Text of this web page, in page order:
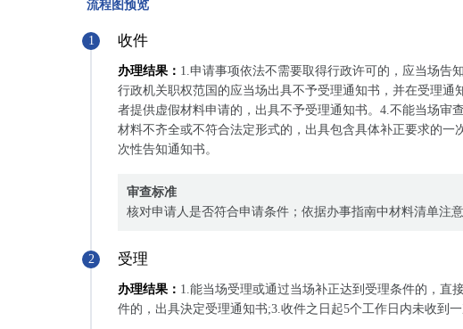
流程图预览
1 收件
办理结果： 1.申请事项依法不需要取得行政许可的，应当场告
行政机关职权范国的应当场出具不予受理通知书，并在受理
者提供虚假材料申请的，出具不予受理通知书。4.不能当场审
材料不齐全或不符合法定形式的，出具包含具体补正要求的
次性告知通知书。
审查标准
核对申请人是否符合申请条件；依据办事指南中材料清单注
2 受理
办理结果： 1.能当场受理或通过当场补正达到受理条件的，直
件的，出具決定受理通知书;3.收件之日起5个工作日内未收到